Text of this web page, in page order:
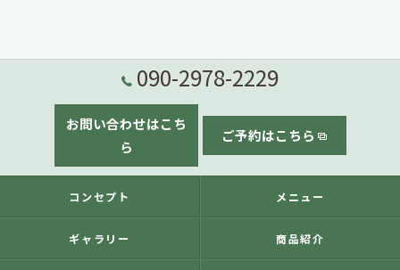
090-2978-2229
お問い合わせはこち
ら
ご予約はこちら
コンセプト メニュー
ギャラリー 商品紹介